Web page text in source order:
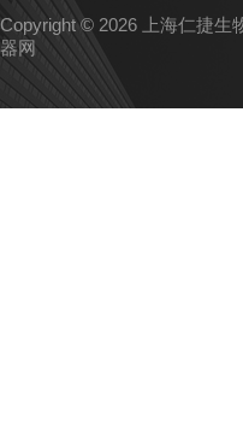
Copyright © 2026 上海仁捷生
器网